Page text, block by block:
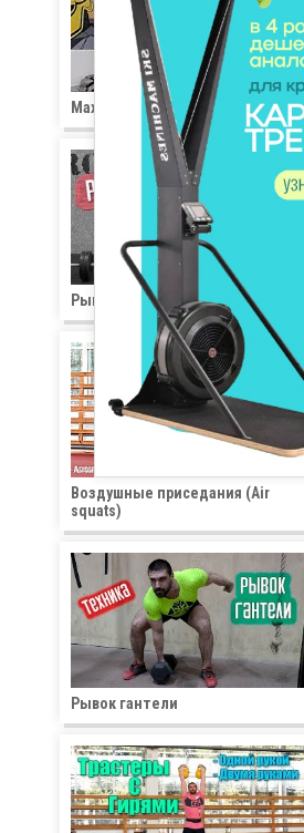
Махи гирей
Рывок штанги в сед
Воздушные приседания (Air
squats)
Рывок гантели